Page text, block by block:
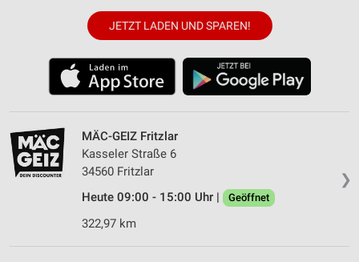
JETZT LADEN UND SPAREN!
❯
MÄC-GEIZ Fritzlar
Kasseler Straße 6
34560 Fritzlar
Heute 09:00 - 15:00 Uhr |
Geöffnet
322,97 km